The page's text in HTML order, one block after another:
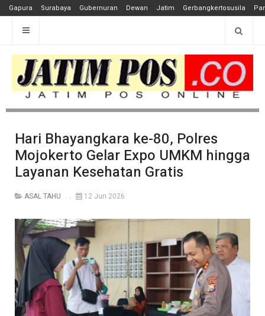
Gapura Surabaya Gubernuran Dewan Jatim Gerbangkertosusila
Hari Bhayangkara ke-80, Polres
Mojokerto Gelar Expo UMKM hingga
Layanan Kesehatan Gratis
ASAL TAHU 12 Jun 2026